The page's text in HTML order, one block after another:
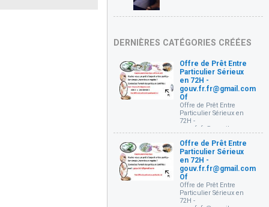
DERNIÈRES CATÉGORIES CRÉÉES
Offre de Prêt Entre
Particulier Sérieux
en 72H -
gouv.fr.fr@gmail.com
Of
Offre de Prêt Entre
Particulier Sérieux en
72H -
gouv.fr.fr@gmail.com
particuliers Très
sérieux et rapide en 72
Heures (
gouv.fr.fr@gmail.com )
Bonjour, je mets à votre
disposition un prêt à
partir de 1000€ à 10 000
000 € à des conditions
Offre de Prêt Entre
Particulier Sérieux
en 72H -
gouv.fr.fr@gmail.com
Of
Offre de Prêt Entre
Particulier Sérieux en
72H -